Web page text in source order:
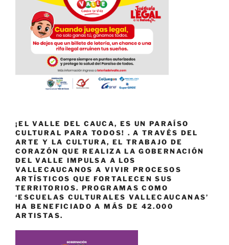
¡EL VALLE DEL CAUCA, ES UN PARAÍSO
CULTURAL PARA TODOS! . A TRAVÉS DEL
ARTE Y LA CULTURA, EL TRABAJO DE
CORAZÓN QUE REALIZA LA GOBERNACIÓN
DEL VALLE IMPULSA A LOS
VALLECAUCANOS A VIVIR PROCESOS
ARTÍSTICOS QUE FORTALECEN SUS
TERRITORIOS. PROGRAMAS COMO
‘ESCUELAS CULTURALES VALLECAUCANAS’
HA BENEFICIADO A MÁS DE 42.000
ARTISTAS.